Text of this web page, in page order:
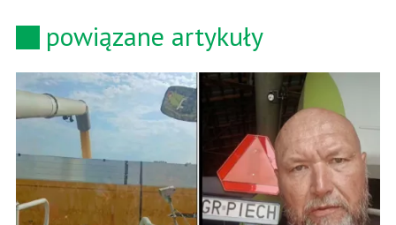
powiązane artykuły